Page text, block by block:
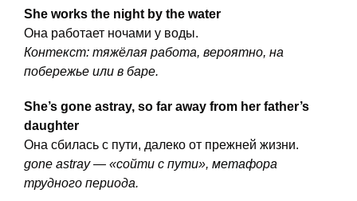
She works the night by the water
Она работает ночами у воды.
Контекст: тяжёлая работа, вероятно, на
побережье или в баре.
She’s gone astray, so far away from her father’s
daughter
Она сбилась с пути, далеко от прежней жизни.
gone astray — «сойти с пути», метафора
трудного периода.